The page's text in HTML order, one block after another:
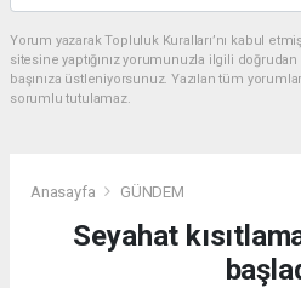
Yorum yazarak Topluluk Kuralları’nı kabul
sitesine yaptığınız yorumunuzla ilgili
başınıza üstleniyorsunuz. Yazılan tüm
sorumlu tutulamaz.
Anasayfa GÜNDEM
Seyahat